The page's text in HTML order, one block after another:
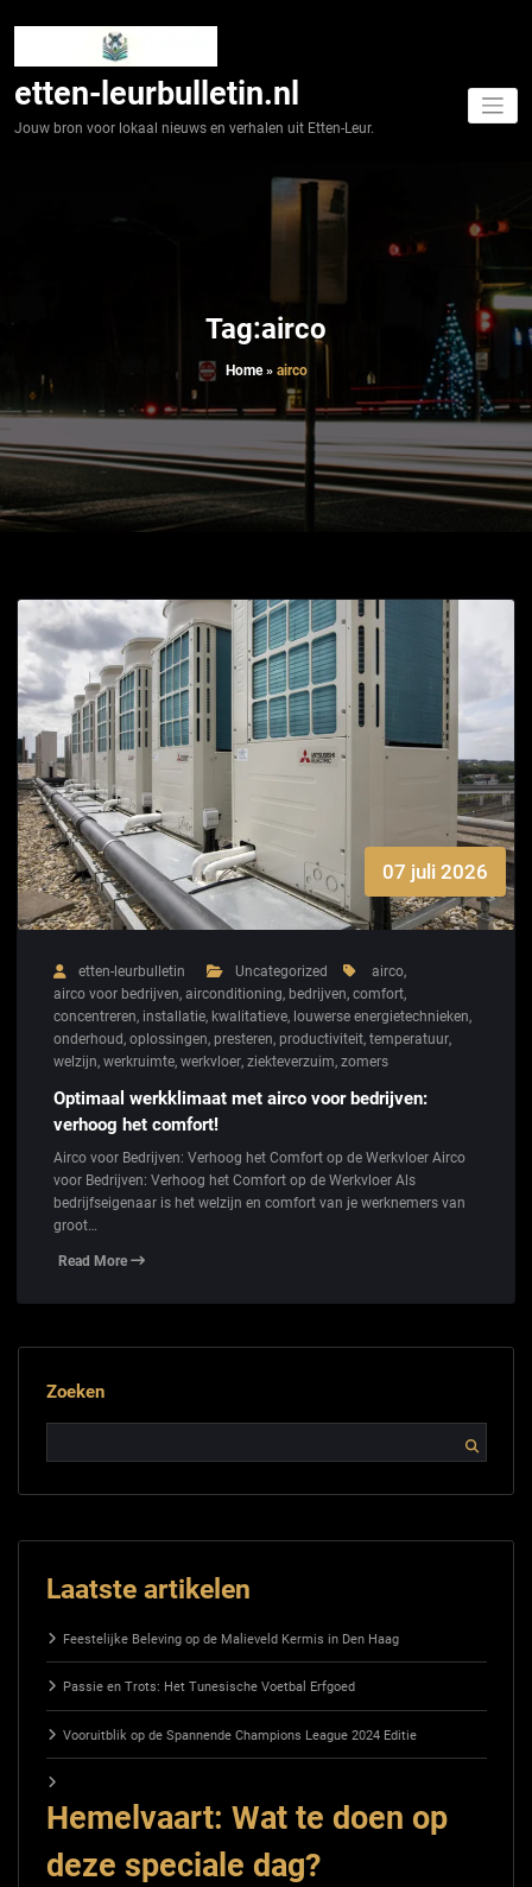
etten-leurbulletin.nl
Jouw bron voor lokaal nieuws en verhalen uit Etten-Leur.
Tag:airco
Home» airco
07 juli 2026
etten-leurbulletin Uncategorized airco,
airco voor bedrijven, airconditioning, bedrijven, comfort,
concentreren, installatie, kwalitatieve, louwerse energietechnieken,
onderhoud, oplossingen, presteren, productiviteit, temperatuur,
welzijn, werkruimte, werkvloer, ziekteverzuim, zomers
Optimaal werkklimaat met airco voor bedrijven:
verhoog het comfort!
Airco voor Bedrijven: Verhoog het Comfort op de Werkvloer Airco
voor Bedrijven: Verhoog het Comfort op de Werkvloer Als
bedrijfseigenaar is het welzijn en comfort van je werknemers van
groot…
Read More
Zoeken
Laatste artikelen
Feestelijke Beleving op de Malieveld Kermis in Den Haag
Passie en Trots: Het Tunesische Voetbal Erfgoed
Vooruitblik op de Spannende Champions League 2024 Editie
Hemelvaart: Wat te doen op
deze speciale dag?